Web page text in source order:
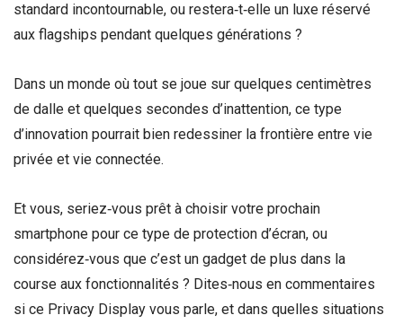
standard incontournable, ou restera‑t‑elle un luxe réservé
aux flagships pendant quelques générations ?
Dans un monde où tout se joue sur quelques centimètres
de dalle et quelques secondes d’inattention, ce type
d’innovation pourrait bien redessiner la frontière entre vie
privée et vie connectée.
Et vous, seriez‑vous prêt à choisir votre prochain
smartphone pour ce type de protection d’écran, ou
considérez‑vous que c’est un gadget de plus dans la
course aux fonctionnalités ? Dites‑nous en commentaires
si ce Privacy Display vous parle, et dans quelles situations